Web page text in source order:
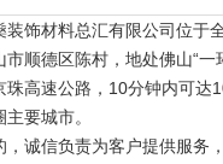
装饰材料总汇有限公司位于
市顺德区陈村，地处佛山“
珠高速公路，10分钟内可达
要城市。
，诚信负责为客户提供服务